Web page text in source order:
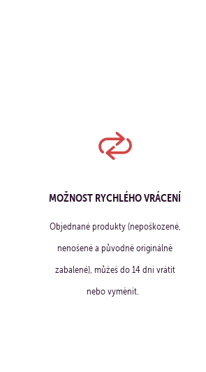
MOŽNOST RYCHLÉHO VRÁCENÍ
Objednané produkty (nepoškozené,
nenošené a původně originálně
zabalené), můžeš do 14 dní vrátit
nebo vyměnit.